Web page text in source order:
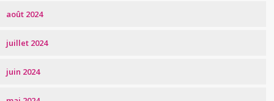
août 2024
juillet 2024
juin 2024